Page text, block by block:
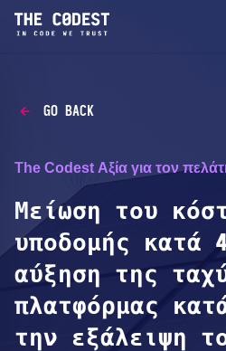
GO BACK
The Codest Αξία για τον
Μείωση του
υποδομής κατά
αύξηση της
πλατφόρμας
την εξάλειψη